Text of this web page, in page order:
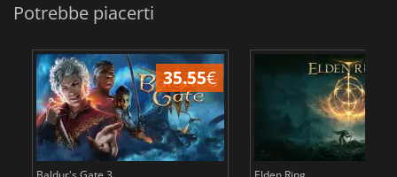
Potrebbe piacerti
35.55€